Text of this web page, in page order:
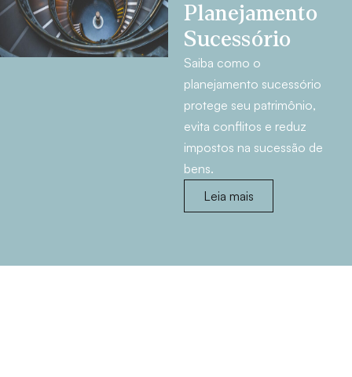
Planejamento
Sucessório
Saiba como o
planejamento sucessório
protege seu patrimônio,
evita conflitos e reduz
impostos na sucessão de
bens.
Leia mais